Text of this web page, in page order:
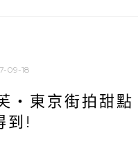
09-18
‧東京街拍甜點
到!